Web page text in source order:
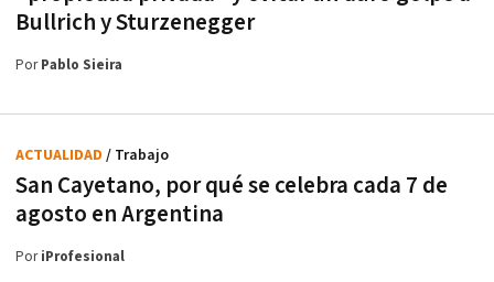
Bullrich y Sturzenegger
PorPablo Sieira
San Cayetano, por qué se celebra cada 7 de
agosto en Argentina
ACTUALIDAD / Trabajo
PoriProfesional